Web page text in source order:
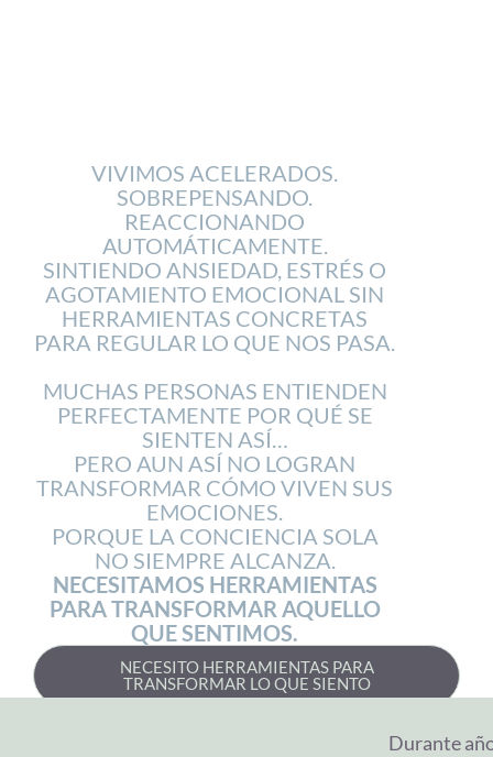
VIVIMOS ACELERADOS.
SOBREPENSANDO.
REACCIONANDO
AUTOMÁTICAMENTE.
SINTIENDO ANSIEDAD, ESTRÉS O
AGOTAMIENTO EMOCIONAL SIN
HERRAMIENTAS CONCRETAS
PARA REGULAR LO QUE NOS PASA.
MUCHAS PERSONAS ENTIENDEN
PERFECTAMENTE POR QUÉ SE
SIENTEN ASÍ…
PERO AUN ASÍ NO LOGRAN
TRANSFORMAR CÓMO VIVEN SUS
EMOCIONES.
PORQUE LA CONCIENCIA SOLA
NO SIEMPRE ALCANZA.
NECESITAMOS HERRAMIENTAS
PARA TRANSFORMAR AQUELLO
QUE SENTIMOS.
NECESITO HERRAMIENTAS PARA
TRANSFORMAR LO QUE SIENTO
Durante